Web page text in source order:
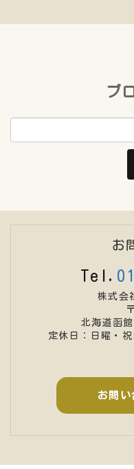
ブ
お
Tel.
株式
北海道函
定休日：日曜・
お問い